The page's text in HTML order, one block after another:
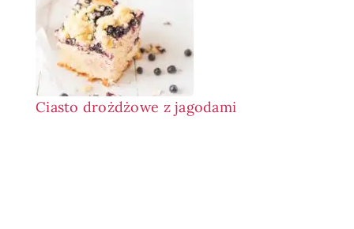
Ciasto drożdżowe z jagodami